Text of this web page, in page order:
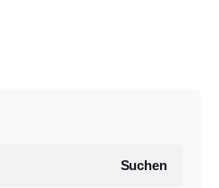
Suchen